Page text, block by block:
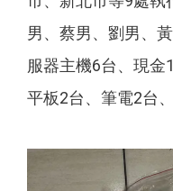
男、蔡男、劉男、
服器主機6台、現金
平板2台、筆電2台